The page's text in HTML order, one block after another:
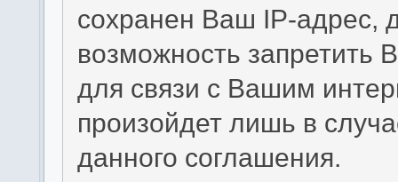
сохранен Ваш IP-адрес,
возможность запретить
для связи с Вашим
произойдет лишь в
данного соглашения.